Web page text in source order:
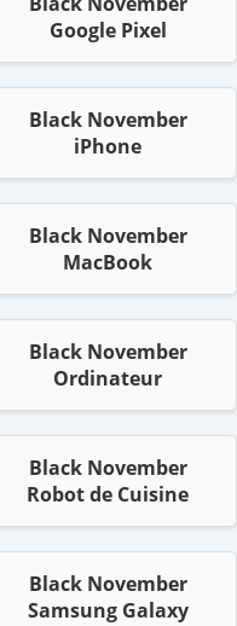
Google Pixel
Black November
iPhone
Black November
MacBook
Black November
Ordinateur
Black November
Robot de Cuisine
Black November
Samsung Galaxy